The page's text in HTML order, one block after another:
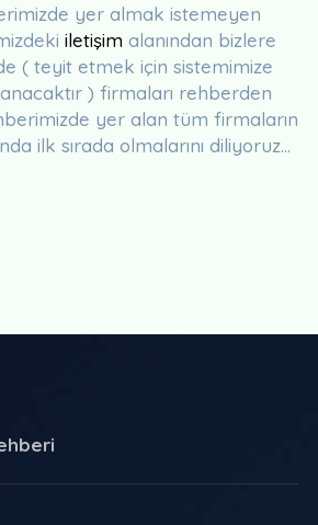
yer almak istemeyen
iletişim alanından bizlere
( teyit etmek için sistemimize
) firmaları rehberden
yer alan tüm firmaların
ilk sırada olmalarını diliyoruz...